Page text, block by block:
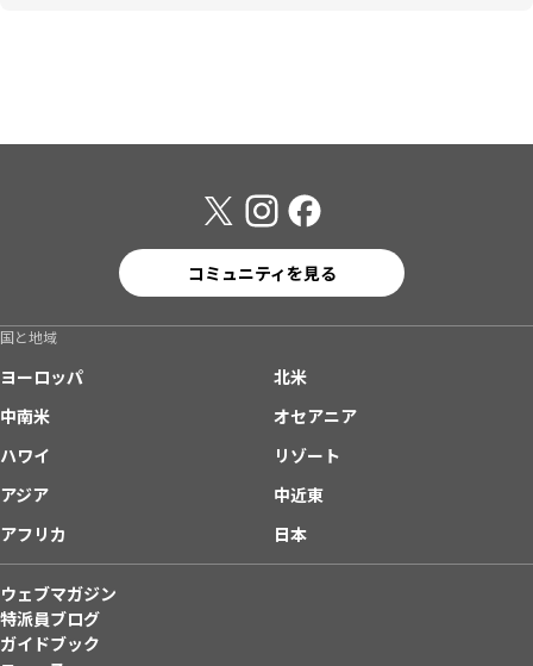
コミュニティを見る
国と地域
ヨーロッパ
北米
中南米
オセアニア
ハワイ
リゾート
アジア
中近東
アフリカ
日本
ウェブマガジン
特派員ブログ
ガイドブック